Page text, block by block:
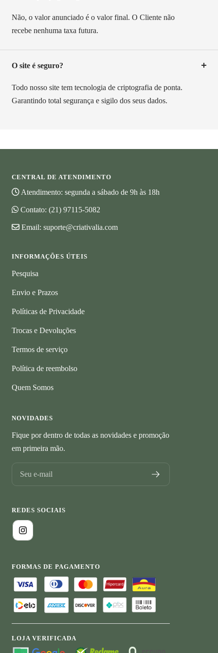
Não, o valor anunciado é o valor final. O Cliente não
recebe nenhuma taxa futura.
O site é seguro?
Todo nosso site tem tecnologia de criptografia de ponta.
Garantindo total segurança e sigilo dos seus dados.
CENTRAL DE ATENDIMENTO
Atendimento: segunda a sábado de 9h às 18h
Contato: (21) 97115-5082
Email: suporte@criativalia.com
INFORMAÇÕES ÚTEIS
Pesquisa
Envio e Prazos
Políticas de Privacidade
Trocas e Devoluções
Termos de serviço
Política de reembolso
Quem Somos
NOVIDADES
Fique por dentro de todas as novidades e promoção
em primeira mão.
Seu e-mail
REDES SOCIAIS
FORMAS DE PAGAMENTO
LOJA VERIFICADA